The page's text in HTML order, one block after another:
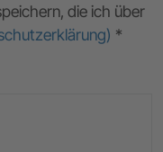
die ich über
*